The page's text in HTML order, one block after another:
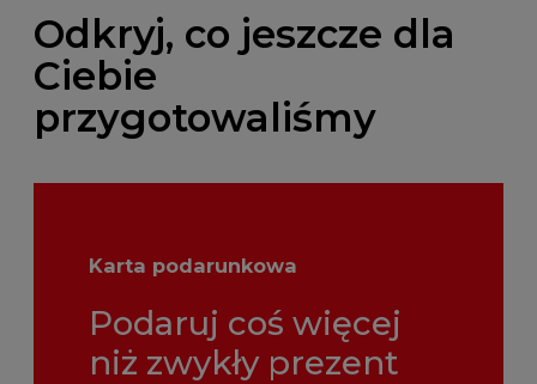
Odkryj, co jeszcze dla
Ciebie
przygotowaliśmy
Karta podarunkowa
Podaruj coś więcej
niż zwykły prezent